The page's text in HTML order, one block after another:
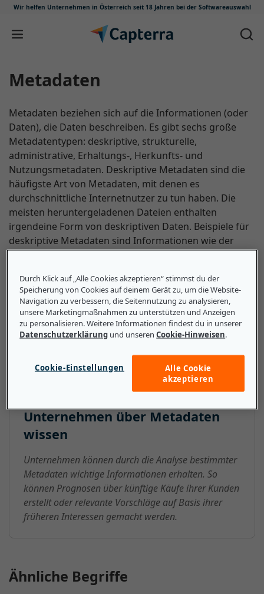
Wir helfen Unternehmen in Österreich seit 18 Jahren bei der Softwareauswahl
Zum Inhalt springen
Metadaten
Metadaten beziehen sich auf die Informationen (oder
Daten), die Daten beschreiben. Es gibt sechs große
Metadatentypen: deskriptive, strukturelle,
administrative, Erhaltungs-, Herkunfts- und
Nutzungsmetadaten. Deskriptive Metadaten sind die
häufigste Art von Metadaten, mit denen es
durchschnittliche Internetnutzer zu tun haben. Die
meisten heruntergeladenen Dateien enthalten
irgendeine Form von deskriptiven Daten. Beispiele für
deskriptive Metadaten sind Informationen wie der
Buchtitel und der Autor in einer E-Book-Datei. Andere
spezifische Informationen über den Zugang eines
Nutzers zu heruntergeladenen Dateien.
Nutzungsmetadaten können Informationen darüber
liefern, wann die Datei heruntergeladen wurde oder
wie viele Nutzer die Datei erworben haben.
Unternehmen über Metadaten
wissen
Unternehmen können durch die Analyse bestimmter
Metadaten wichtige Informationen erhalten. So
können Prognosen über künftige Käufe ihrer Kunden
erstellt oder relevante Vorschläge auf Basis ihrer
früheren Interessen gemacht werden.
Ähnliche Begriffe
Durch Klick auf „Alle Cookies akzeptieren“ stimmst du der
Speicherung von Cookies auf deinem Gerät zu, um die Website-
Navigation zu verbessern, die Seitennutzung zu analysieren,
unsere Marketingmaßnahmen zu unterstützen und Anzeigen
zu personalisieren. Weitere Informationen findest du in unserer
Datenschutzerklärung und unserenCookie-Hinweisen.
Cookie-Einstellungen
Alle Cookie
akzeptieren